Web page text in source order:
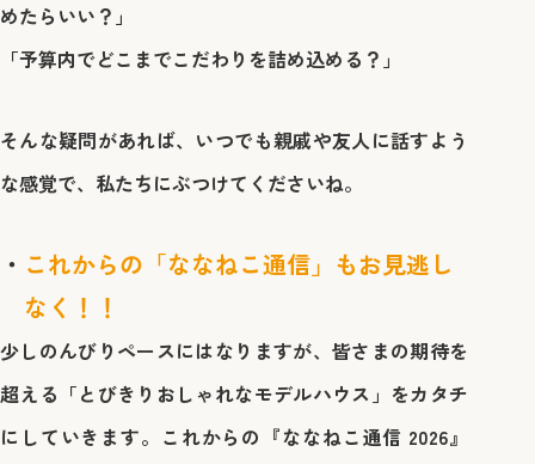
めたらいい？」
「予算内でどこまでこだわりを詰め込める？」
そんな疑問があれば、いつでも親戚や友人に話すよう
な感覚で、私たちにぶつけてくださいね。
これからの「ななねこ通信」もお見逃し
なく！！
少しのんびりペースにはなりますが、皆さまの期待を
超える「とびきりおしゃれなモデルハウス」をカタチ
にしていきます。これからの『ななねこ通信 2026』